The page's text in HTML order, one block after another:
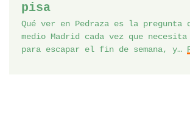
pisa
Qué ver en Pedraza es la pregunta
medio Madrid cada vez que necesita
para escapar el fin de semana, y…